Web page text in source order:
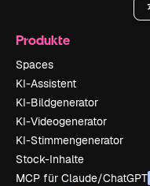
Produkte
Spaces
KI-Assistent
KI-Bildgenerator
KI-Videogenerator
KI-Stimmengenerator
Stock-Inhalte
MCP für Claude/ChatGPT